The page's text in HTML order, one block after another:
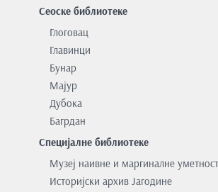
Сеоске библиотеке
Глоговац
Главинци
Бунар
Мајур
Дубока
Багрдан
Специјалне библиотеке
Музеј наивне и маргиналне
Историјски архив Јагодине